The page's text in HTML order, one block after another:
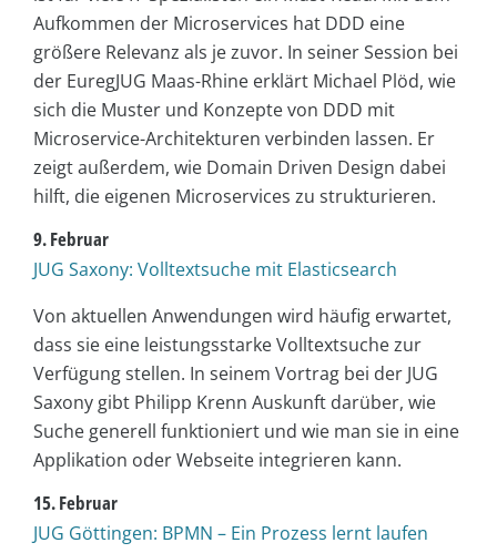
Aufkommen der Microservices hat DDD eine
größere Relevanz als je zuvor. In seiner Session bei
der EuregJUG Maas-Rhine erklärt Michael Plöd, wie
sich die Muster und Konzepte von DDD mit
Microservice-Architekturen verbinden lassen. Er
zeigt außerdem, wie Domain Driven Design dabei
hilft, die eigenen Microservices zu strukturieren.
9. Februar
JUG Saxony: Volltextsuche mit Elasticsearch
Von aktuellen Anwendungen wird häufig erwartet,
dass sie eine leistungsstarke Volltextsuche zur
Verfügung stellen. In seinem Vortrag bei der JUG
Saxony gibt Philipp Krenn Auskunft darüber, wie
Suche generell funktioniert und wie man sie in eine
Applikation oder Webseite integrieren kann.
15. Februar
JUG Göttingen: BPMN – Ein Prozess lernt laufen